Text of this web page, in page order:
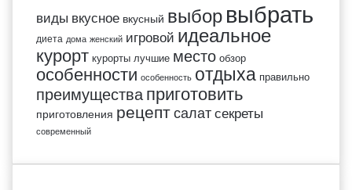
виды вкусное вкусный выбор выбрать
диета дома женский игровой идеальное
курорт курорты лучшие место обзор
особенности особенность отдыха правильно
преимущества приготовить
приготовления рецепт салат секреты
современный